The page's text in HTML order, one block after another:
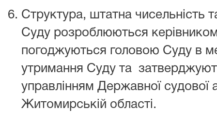
Структура, штатна чисельність
Суду розроблюються
погоджуються головою Суду в
утримання Суду та
управлінням Державної судової
Житомирській області.